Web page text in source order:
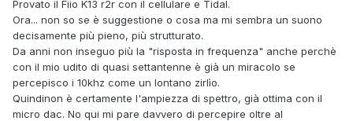
Provato il Fiio K13 r2r con il cellulare e Tidal.
Ora... non so se è suggestione o cosa ma mi sembra un suono
decisamente più pieno, più strutturato.
Da anni non inseguo più la "risposta in frequenza" anche perchè
con il mio udito di quasi settantenne è già un miracolo se
percepisco i 10khz come un lontano zirlìo.
Quindinon è certamente l'ampiezza di spettro, già ottima con il
micro dac. No qui mi pare davvero di percepire oltre al